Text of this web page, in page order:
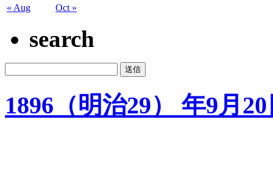
« Aug Oct »
search
1896（明治29） 年9月